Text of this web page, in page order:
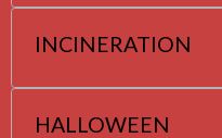
INCINERATION
HALLOWEEN